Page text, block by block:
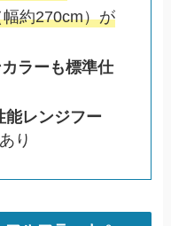
幅約270cm）が
ラーも標準仕
能レンジフー
あり